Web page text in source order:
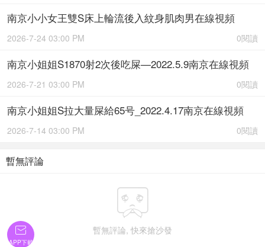
南京小小女王雙S床上輪流後入紋身肌肉男在線視頻
0閱讀
2026-7-24 03:00 PM
南京小姐姐S1870射2次後吃屎—2022.5.9南京在線視頻
0閱讀
2026-7-21 03:00 PM
南京小姐姐S拉大量屎給65号_2022.4.17南京在線視頻
0閱讀
2026-7-14 03:00 PM
暫無評論

暫無評論, 快來搶沙發

APP下載